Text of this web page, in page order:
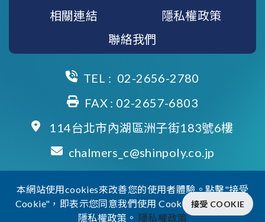
相關連結
隱私權政策
聯絡我們
TEL : 02-2656-2780
FAX : 02-2657-6803
114台北市內湖區洲子街183號6樓
chalmers_c@shinpoly.co.jp
2025 © Shin-Etsu Polymer Taiwan Co.,Ltd. All Rights Reserved.
Designed byVO2MAX COLLECTION CO., LTD.
本網站使用cookies來改善您的使用者體驗。點擊"接受
Cookie"，即表示您同意我們使用 Cookie 並同意我們的
隱私權政策。 隱私權政策
接受 COOKIE